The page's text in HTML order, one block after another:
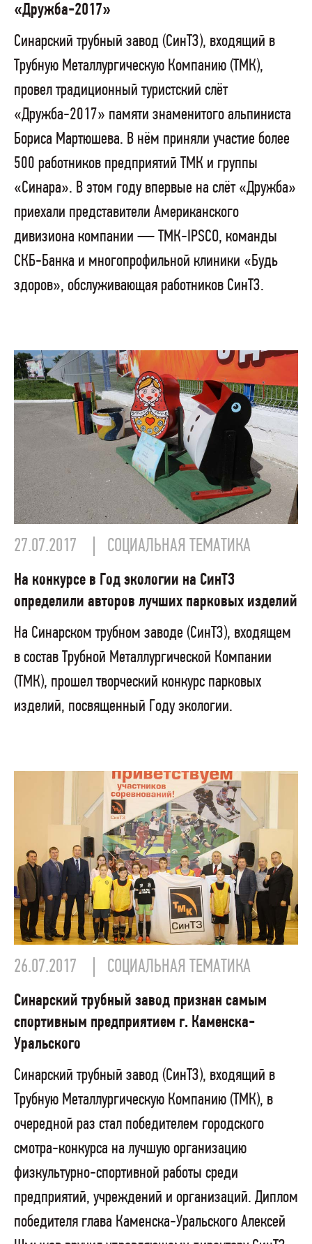
«Дружба-2017»
Синарский трубный завод (СинТЗ), входящий в
Трубную Металлургическую Компанию (ТМК),
провел традиционный туристский слёт
«Дружба-2017» памяти знаменитого альпиниста
Бориса Мартюшева. В нём приняли участие более
500 работников предприятий ТМК и группы
«Синара». В этом году впервые на слёт «Дружба»
приехали представители Американского
дивизиона компании — ТМК-IPSCO, команды
СКБ-Банка и многопрофильной клиники «Будь
здоров», обслуживающая работников СинТЗ.
27.07.2017 СОЦИАЛЬНАЯ ТЕМАТИКА
На конкурсе в Год экологии на СинТЗ
определили авторов лучших парковых изделий
На Синарском трубном заводе (СинТЗ), входящем
в состав Трубной Металлургической Компании
(ТМК), прошел творческий конкурс парковых
изделий, посвященный Году экологии.
26.07.2017 СОЦИАЛЬНАЯ ТЕМАТИКА
Синарский трубный завод признан самым
спортивным предприятием г. Каменска-
Уральского
Синарский трубный завод (СинТЗ), входящий в
Трубную Металлургическую Компанию (ТМК), в
очередной раз стал победителем городского
смотра-конкурса на лучшую организацию
физкультурно-спортивной работы среди
предприятий, учреждений и организаций. Диплом
победителя глава Каменска-Уральского Алексей